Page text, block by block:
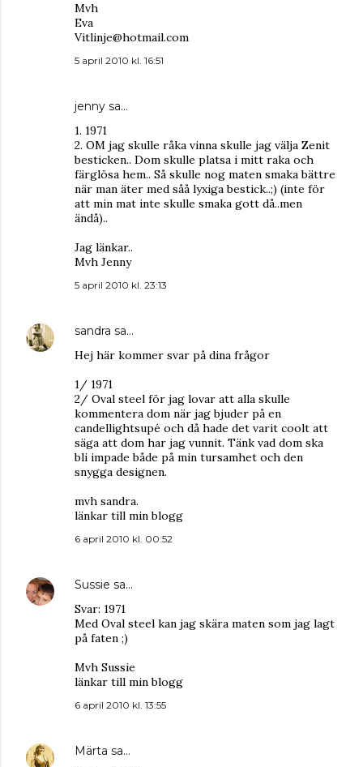
Mvh
Eva
Vitlinje@hotmail.com
5 april 2010 kl. 16:51
jenny sa…
1. 1971
2. OM jag skulle råka vinna skulle jag välja Zenit
besticken.. Dom skulle platsa i mitt raka och
färglösa hem.. Så skulle nog maten smaka bättre
när man äter med såå lyxiga bestick..;) (inte för
att min mat inte skulle smaka gott då..men
ändå)..
Jag länkar..
Mvh Jenny
5 april 2010 kl. 23:13
sandra sa…
Hej här kommer svar på dina frågor
1/ 1971
2/ Oval steel för jag lovar att alla skulle
kommentera dom när jag bjuder på en
candellightsupé och då hade det varit coolt att
säga att dom har jag vunnit. Tänk vad dom ska
bli impade både på min tursamhet och den
snygga designen.
mvh sandra.
länkar till min blogg
6 april 2010 kl. 00:52
Sussie sa…
Svar: 1971
Med Oval steel kan jag skära maten som jag lagt
på faten ;)
Mvh Sussie
länkar till min blogg
6 april 2010 kl. 13:55
Märta sa…